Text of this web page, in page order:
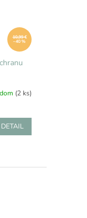
10,99 €
–40 %
(2 ks)
DETAIL